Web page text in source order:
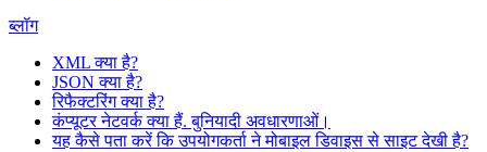
ब्लॉग
XML क्या है?
JSON क्या है?
रिफैक्टरिंग क्या है?
कंप्यूटर नेटवर्क क्या हैं. बुनियादी अवधारणाओं।
यह कैसे पता करें कि उपयोगकर्ता ने मोबाइल डिवाइस से साइट देखी है?